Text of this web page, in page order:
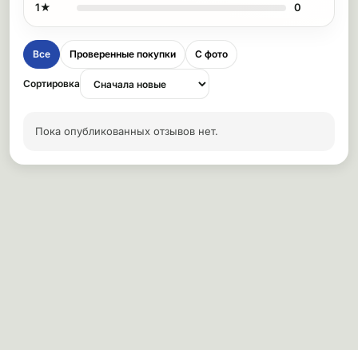
1★
0
Все Проверенные покупки С фото
Сортировка
Пока опубликованных отзывов нет.